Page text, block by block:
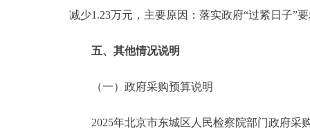
减少1.23万元，主要原因：落实政府“过紧日子”
五、其他情况说明
（一）政府采购预算说明
2025年北京市东城区人民检察院部门政府采购